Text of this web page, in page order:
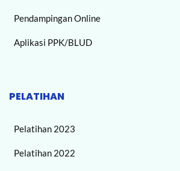
Pendampingan Online
Aplikasi PPK/BLUD
PELATIHAN
Pelatihan 2023
Pelatihan 2022